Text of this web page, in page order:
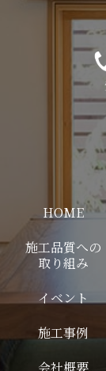
HOME
施工品質への
取り組み
イベント
施工事例
会社概要